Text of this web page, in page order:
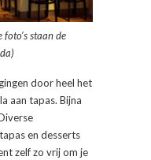
staan de
door heel het
aan tapas. Bijna
en desserts
zelf zo vrij om je